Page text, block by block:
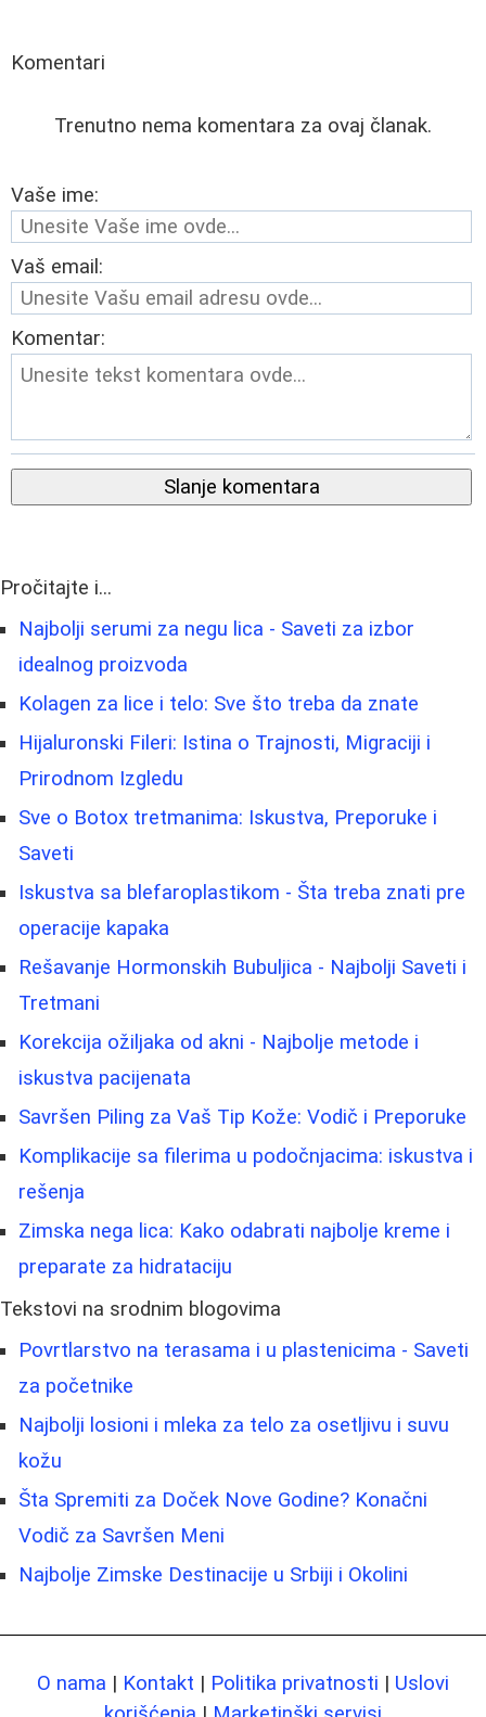
Komentari
Trenutno nema komentara za ovaj članak.
Vaše ime:
Vaš email:
Komentar:
Slanje komentara
Pročitajte i...
Najbolji serumi za negu lica - Saveti za izbor
idealnog proizvoda
Kolagen za lice i telo: Sve što treba da znate
Hijaluronski Fileri: Istina o Trajnosti, Migraciji i
Prirodnom Izgledu
Sve o Botox tretmanima: Iskustva, Preporuke i
Saveti
Iskustva sa blefaroplastikom - Šta treba znati pre
operacije kapaka
Rešavanje Hormonskih Bubuljica - Najbolji Saveti i
Tretmani
Korekcija ožiljaka od akni - Najbolje metode i
iskustva pacijenata
Savršen Piling za Vaš Tip Kože: Vodič i Preporuke
Komplikacije sa filerima u podočnjacima: iskustva i
rešenja
Zimska nega lica: Kako odabrati najbolje kreme i
preparate za hidrataciju
Tekstovi na srodnim blogovima
Povrtlarstvo na terasama i u plastenicima - Saveti
za početnike
Najbolji losioni i mleka za telo za osetljivu i suvu
kožu
Šta Spremiti za Doček Nove Godine? Konačni
Vodič za Savršen Meni
Najbolje Zimske Destinacije u Srbiji i Okolini
O nama | Kontakt | Politika privatnosti | Uslovi